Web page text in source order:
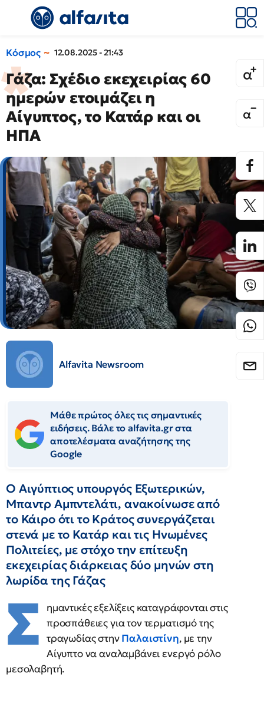
Κόσμος 12.08.2025 - 21:43
Γάζα: Σχέδιο εκεχειρίας 60
ημερών ετοιμάζει η
Αίγυπτος, το Κατάρ και οι
ΗΠΑ
Alfavita Newsroom
Μάθε πρώτος όλες τις σημαντικές
ειδήσεις. Βάλε το alfavita.gr στα
αποτελέσματα αναζήτησης της
Google
Ο Αιγύπτιος υπουργός Εξωτερικών,
Μπαντρ Αμπντελάτι, ανακοίνωσε από
το Κάιρο ότι το Κράτος συνεργάζεται
στενά με το Κατάρ και τις Ηνωμένες
Πολιτείες, με στόχο την επίτευξη
εκεχειρίας διάρκειας δύο μηνών στη
λωρίδα της Γάζας
Σ
ημαντικές εξελίξεις καταγράφονται στις
προσπάθειες για τον τερματισμό της
τραγωδίας στηνΠαλαιστίνη, με την
Αίγυπτο να αναλαμβάνει ενεργό ρόλο
μεσολαβητή.